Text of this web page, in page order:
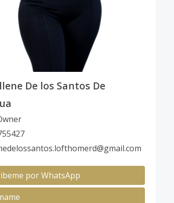
De los Santos De
por WhatsApp